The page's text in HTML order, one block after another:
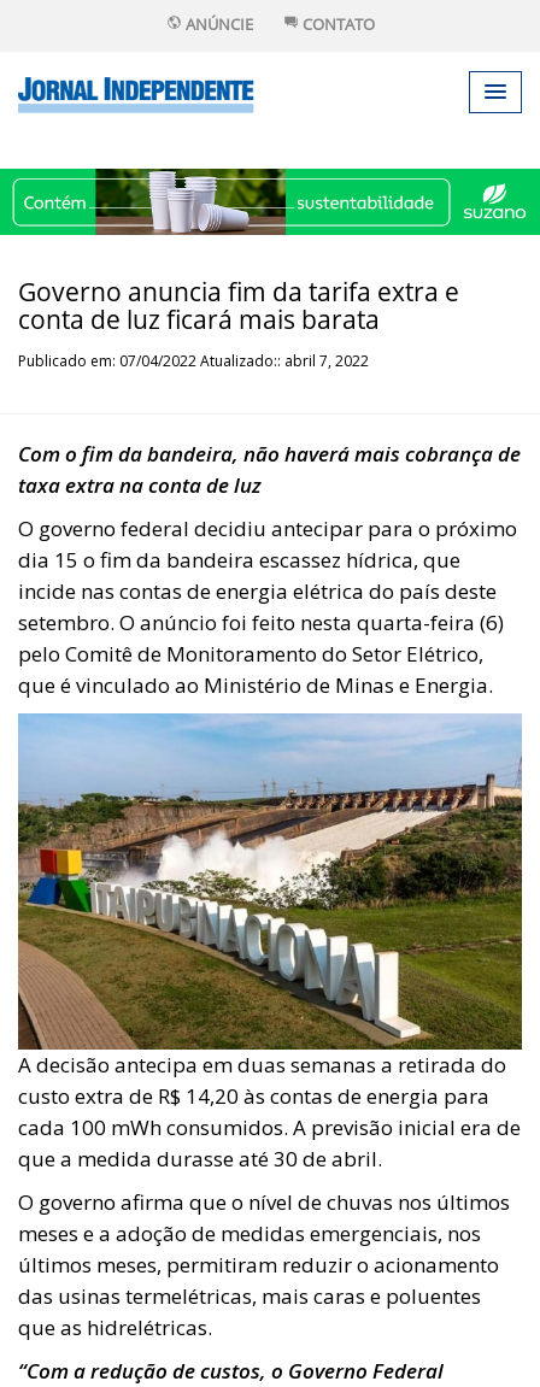
ANÚNCIE CONTATO
Governo anuncia fim da tarifa extra e
conta de luz ficará mais barata
Publicado em: 07/04/2022 Atualizado:: abril 7, 2022
Com o fim da bandeira, não haverá mais cobrança de
taxa extra na conta de luz
O governo federal decidiu antecipar para o próximo
dia 15 o fim da bandeira escassez hídrica, que
incide nas contas de energia elétrica do país deste
setembro. O anúncio foi feito nesta quarta-feira (6)
pelo Comitê de Monitoramento do Setor Elétrico,
que é vinculado ao Ministério de Minas e Energia.
A decisão antecipa em duas semanas a retirada do
custo extra de R$ 14,20 às contas de energia para
cada 100 mWh consumidos. A previsão inicial era de
que a medida durasse até 30 de abril.
O governo afirma que o nível de chuvas nos últimos
meses e a adoção de medidas emergenciais, nos
últimos meses, permitiram reduzir o acionamento
das usinas termelétricas, mais caras e poluentes
que as hidrelétricas.
“Com a redução de custos, o Governo Federal